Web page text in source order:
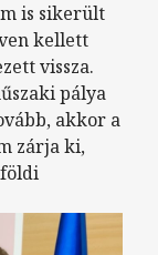
is sikerült
kellett
vissza.
pálya
akkor a
zárja ki,